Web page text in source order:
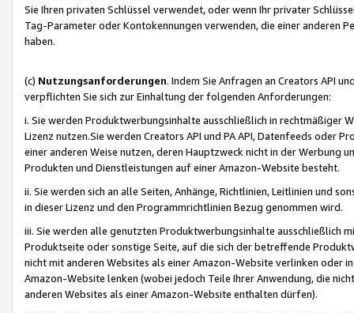
Sie Ihren privaten Schlüssel verwendet, oder wenn Ihr privater
Tag-Parameter oder Kontokennungen verwenden, die einer anderen
haben.
(c) Nutzungsanforderungen. Indem Sie Anfragen an Creators API
verpflichten Sie sich zur Einhaltung der folgenden Anforderungen:
i. Sie werden Produktwerbungsinhalte ausschließlich in rechtmäßiger
Lizenz nutzen.Sie werden Creators API und PA API, Datenfeeds oder
einer anderen Weise nutzen, deren Hauptzweck nicht in der Werbung
Produkten und Dienstleistungen auf einer Amazon-Website besteht.
ii. Sie werden sich an alle Seiten, Anhänge, Richtlinien, Leitlinien und
in dieser Lizenz und den Programmrichtlinien Bezug genommen wird.
iii. Sie werden alle genutzten Produktwerbungsinhalte ausschließlich
Produktseite oder sonstige Seite, auf die sich der betreffende
nicht mit anderen Websites als einer Amazon-Website verlinken oder
Amazon-Website lenken (wobei jedoch Teile Ihrer Anwendung, die
anderen Websites als einer Amazon-Website enthalten dürfen).